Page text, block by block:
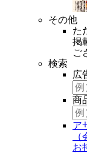
その他
た
掲
ご
検索
広
商
ア
お